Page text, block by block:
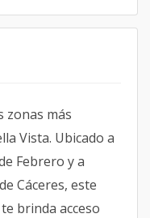
zonas más
Vista. Ubicado a
Febrero y a
Cáceres, este
brinda acceso